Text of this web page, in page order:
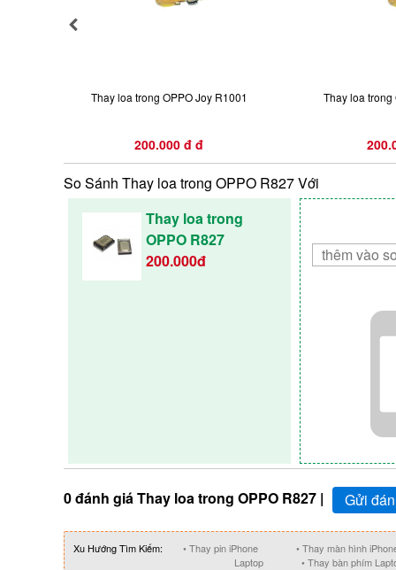
Thay loa trong OPPO Joy R1001
200.000 đ đ
Thay loa trong
So Sánh Thay loa trong OPPO R827 Với
Thay loa trong
OPPO R827
200.000đ
0 đánh giá Thay loa trong OPPO R827 | Gửi
Xu Hướng Tìm Kiếm: • Thay pin iPhone
• Thay màn hình
Laptop
• Thay bàn phím